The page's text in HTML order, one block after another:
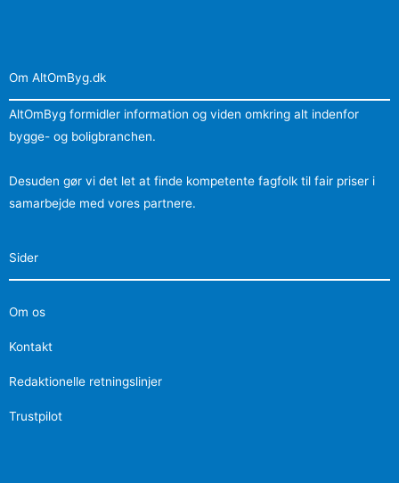
Om AltOmByg.dk
AltOmByg formidler information og viden omkring alt indenfor
bygge- og boligbranchen.
Desuden gør vi det let at finde kompetente fagfolk til fair priser i
samarbejde med vores partnere.
Sider
Om os
Kontakt
Redaktionelle retningslinjer
Trustpilot